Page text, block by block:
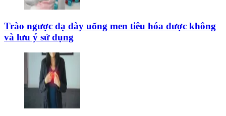
Trào ngược dạ dày uống men tiêu hóa được không
và lưu ý sử dụng